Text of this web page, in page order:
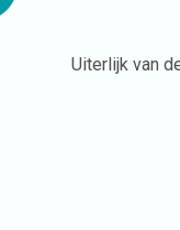
Uiterlijk van